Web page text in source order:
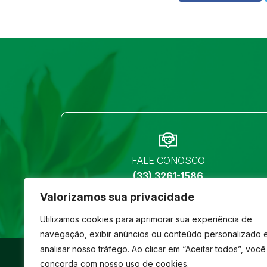
Valorizamos sua privacidade
Utilizamos cookies para aprimorar sua experiência de
navegação, exibir anúncios ou conteúdo personalizado
analisar nosso tráfego. Ao clicar em “Aceitar todos”, você
concorda com nosso uso de cookies.
FALE CONOSCO
(33) 3261-1586
© São José- Todos os direitos reservados